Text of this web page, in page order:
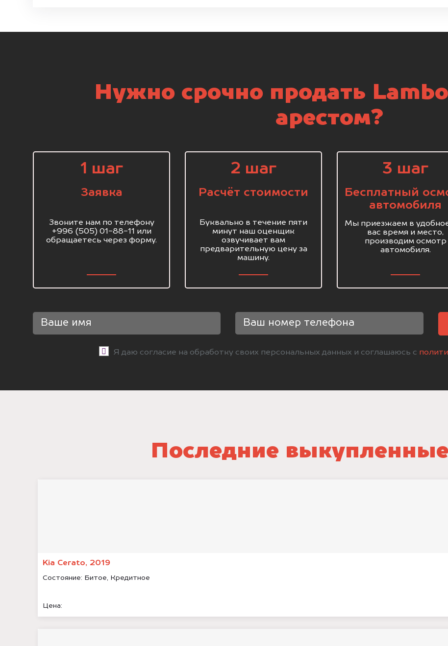
Нужно срочно продать
арестом?
1 шаг
Заявка
Звоните нам по телефону
+996 (505) 01-88-11 или
обращаетесь через форму.
2 шаг
Расчёт стоимости
Буквально в течение пяти
минут наш оценщик
озвучивает вам
предварительную цену за
машину.
3 шаг
Бесплатный
автомобиля
Мы приезжаем в
вас время и место,
производим осмотр
автомобиля.
Я даю согласие на обработку своих персональных данных и соглашаюсь с
Последние
Kia Cerato, 2019
Состояние: Битое, Кредитное
Цена: